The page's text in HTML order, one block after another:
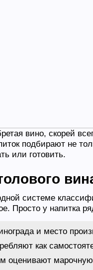
вино, скорей
подбирают не
или готовить.
системе
Просто у напитка
и место
как
оценивают